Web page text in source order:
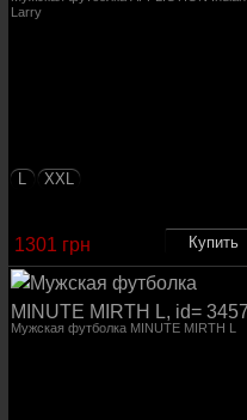
Larry
L XXL
1301 грн
Мужская футболка MINUTE MIRTH L